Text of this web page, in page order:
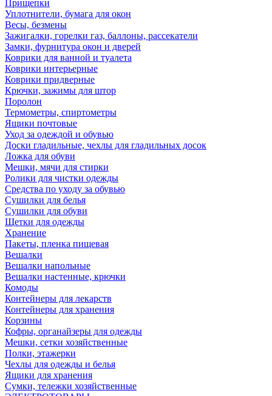
Прищепки
Уплотнители, бумага для окон
Весы, безмены
Зажигалки, горелки газ, баллоны, рассекатели
Замки, фурнитура окон и дверей
Коврики для ванной и туалета
Коврики интерьерные
Коврики придверные
Крючки, зажимы для штор
Поролон
Термометры, спиртометры
Ящики почтовые
Уход за одеждой и обувью
Доски гладильные, чехлы для гладильных досок
Ложка для обуви
Мешки, мячи для стирки
Ролики для чистки одежды
Средства по уходу за обувью
Сушилки для белья
Сушилки для обуви
Щетки для одежды
Хранение
Пакеты, пленка пищевая
Вешалки
Вешалки напольные
Вешалки настенные, крючки
Комоды
Контейнеры для лекарств
Контейнеры для хранения
Корзины
Кофры, органайзеры для одежды
Мешки, сетки хозяйственные
Полки, этажерки
Чехлы для одежды и белья
Ящики для хранения
Сумки, тележки хозяйственные